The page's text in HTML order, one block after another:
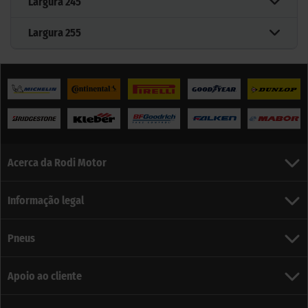
Largura 255
Acerca da Rodi Motor
Informação legal
Pneus
Apoio ao cliente